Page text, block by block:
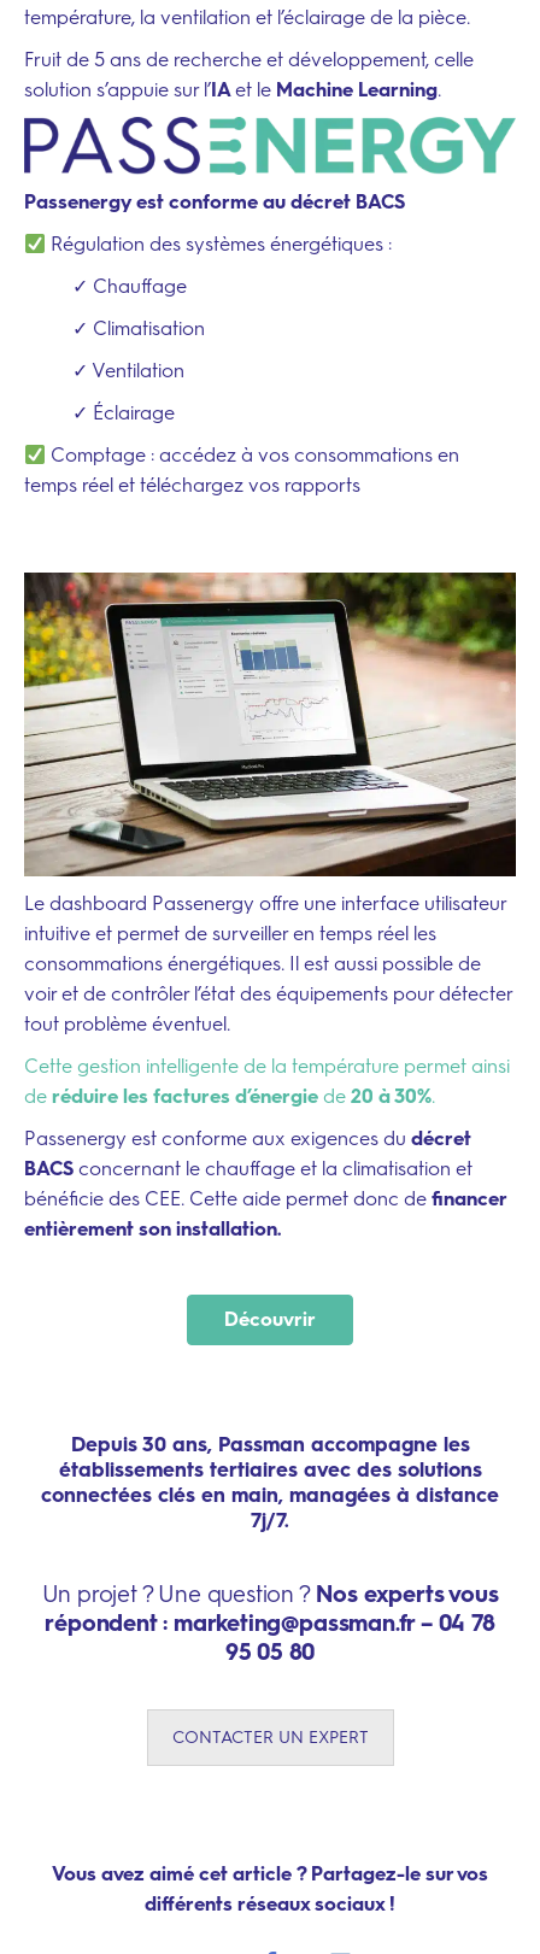
température, la ventilation et l’éclairage de la pièce.
Fruit de 5 ans de recherche et développement, celle
solution s’appuie sur l’IAet le Machine Learning.
Passenergy est conforme au décret BACS
Régulation des systèmes énergétiques :
✓ Chauffage
✓ Climatisation
✓ Ventilation
✓ Éclairage
Comptage : accédez à vos consommations en
temps réel et téléchargez vos rapports
Le dashboard Passenergy offre une interface utilisateur
intuitive et permet de surveiller en temps réel les
consommations énergétiques. Il est aussi possible de
voir et de contrôler l’état des équipements pour détecter
tout problème éventuel.
Cette gestion intelligente de la température permet ainsi
de réduire les factures d’énergie de 20 à 30%.
Passenergy est conforme aux exigences du décret
BACS concernant le chauffage et la climatisation et
bénéficie des CEE. Cette aide permet donc de financer
entièrement son installation.
Découvrir
Depuis 30 ans, Passman accompagne les
établissements tertiaires avec des solutions
connectées clés en main, managées à distance
7j/7.
Un projet ? Une question ?Nos experts vous
répondent : marketing@passman.fr – 04 78
95 05 80
CONTACTER UN EXPERT
Vous avez aimé cet article ? Partagez-le sur vos
différents réseaux sociaux !